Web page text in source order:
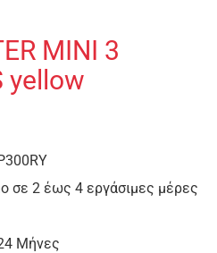
MINI 3
yellow
σε 2 έως 4 εργάσιμες μέρες
Μήνες